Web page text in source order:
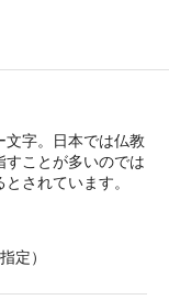
文字。日本では仏教
ことが多いのでは
されています。
定）